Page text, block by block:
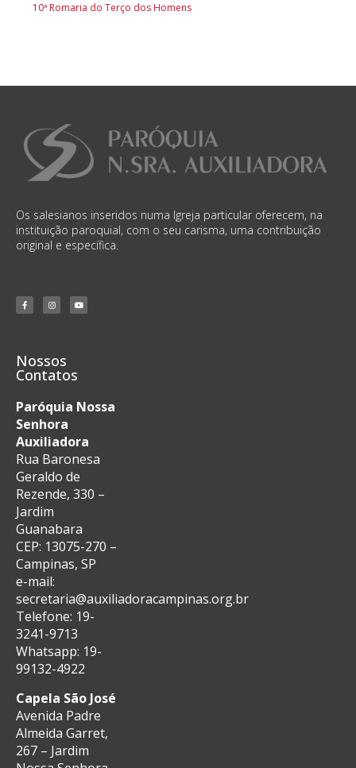
10ª Romaria do Terço dos Homens
Os salesianos inseridos numa Igreja particular oferecem, na
instituição paroquial, com o seu carisma, uma contribuição
original e específica.
Nossos
Contatos
Paróquia Nossa
Senhora
Auxiliadora
Rua Baronesa
Geraldo de
Rezende, 330 –
Jardim
Guanabara
CEP: 13075-270 –
Campinas, SP
e-mail:
secretaria@auxiliadoracampinas.org.br
Telefone: 19-
3241-9713
Whatsapp: 19-
99132-4922
Capela São José
Avenida Padre
Almeida Garret,
267 – Jardim